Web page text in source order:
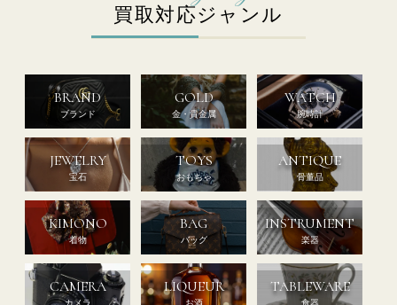
買取対応ジャンル
BRAND
ブランド
GOLD
金・貴金属
WATCH
腕時計
JEWELRY
宝石
TOYS
おもちゃ
ANTIQUE
骨董品
KIMONO
着物
BAG
バッグ
INSTRUMENT
楽器
CAMERA LIQUEUR TABLEWARE